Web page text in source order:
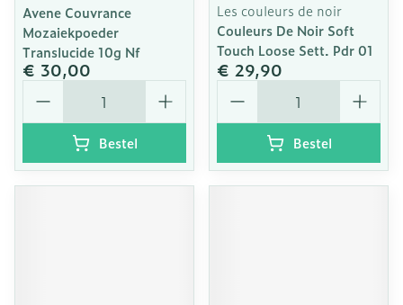
Avene Couvrance
Mozaiekpoeder
Translucide 10g Nf
€ 30,00
Aantal
Bestel
Les couleurs de noir
Couleurs De Noir Soft
Touch Loose Sett. Pdr 01
€ 29,90
Aantal
Bestel